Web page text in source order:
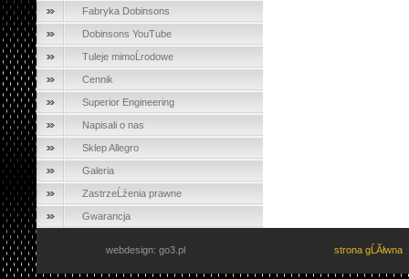
Fabryka Dobinsons
Dobinsons YouTube
Tuleje mimoĹrodowe
Cennik
Superior Engineering
Napisali o nas
Sklep Allegro
Galeria
ZastrzeĹźenia prawne
Gwarancja
webdesign: go3.pl strona gĹĂłwna